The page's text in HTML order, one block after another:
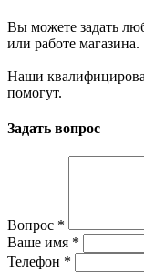
Вы можете задать
или работе магазина.
Наши
помогут.
Задать вопрос
Вопрос *
Ваше имя *
Телефон *